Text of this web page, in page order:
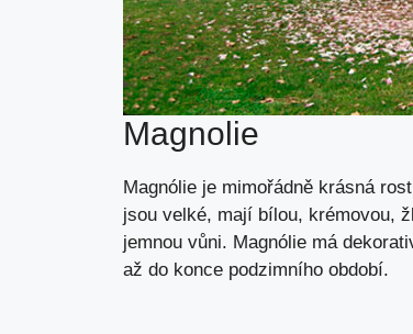
Magnolie
Magnólie je mimořádně krásná
jsou velké, mají bílou, krémovou,
jemnou vůni. Magnólie má
až do konce podzimního období.